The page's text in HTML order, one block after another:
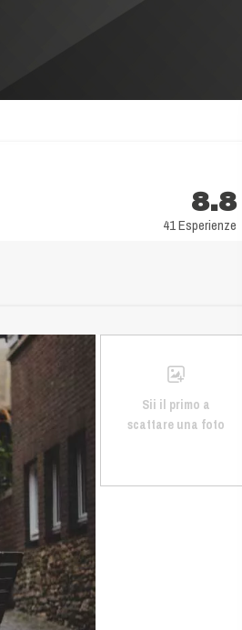
8.8
41 Esperienze
Sii il primo a
scattare una foto